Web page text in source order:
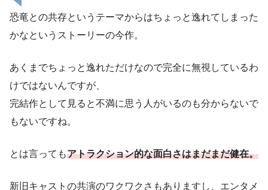
恐竜との共存というテーマからはちょっと逸れてしまった
かなというストーリーの今作。
あくまでちょっと逸れただけなので完全に無視しているわ
けではないんですが、
完結作として見ると不満に思う人がいるのも分からないで
もないですね。
とは言ってもアトラクション的な面白さはまだまだ健在。
新旧キャストの共演のワクワクさもありますし、エンタメ